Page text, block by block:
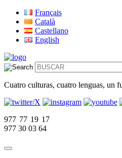
Français
Català
Castellano
English
Cuatro culturas, cuatro lenguas, un
977 77 19 17
977 30 03 64